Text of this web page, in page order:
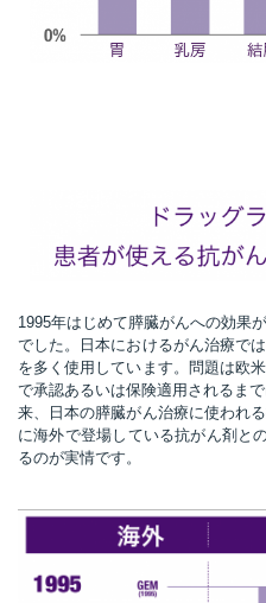
1995年はじめて膵臓がんへの効果
でした。日本におけるがん治療で
を多く使用しています。問題は欧
で承認あるいは保険適用されるま
来、日本の膵臓がん治療に使われ
に海外で登場している抗がん剤と
るのが実情です。